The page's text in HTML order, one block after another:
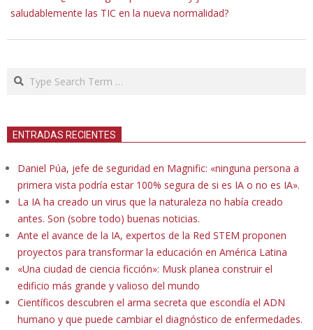
saludablemente las TIC en la nueva normalidad?
Search
ENTRADAS RECIENTES
Daniel Púa, jefe de seguridad en Magnific: «ninguna persona a
primera vista podría estar 100% segura de si es IA o no es IA».
La IA ha creado un virus que la naturaleza no había creado
antes. Son (sobre todo) buenas noticias.
Ante el avance de la IA, expertos de la Red STEM proponen
proyectos para transformar la educación en América Latina
«Una ciudad de ciencia ficción»: Musk planea construir el
edificio más grande y valioso del mundo
Científicos descubren el arma secreta que escondía el ADN
humano y que puede cambiar el diagnóstico de enfermedades.